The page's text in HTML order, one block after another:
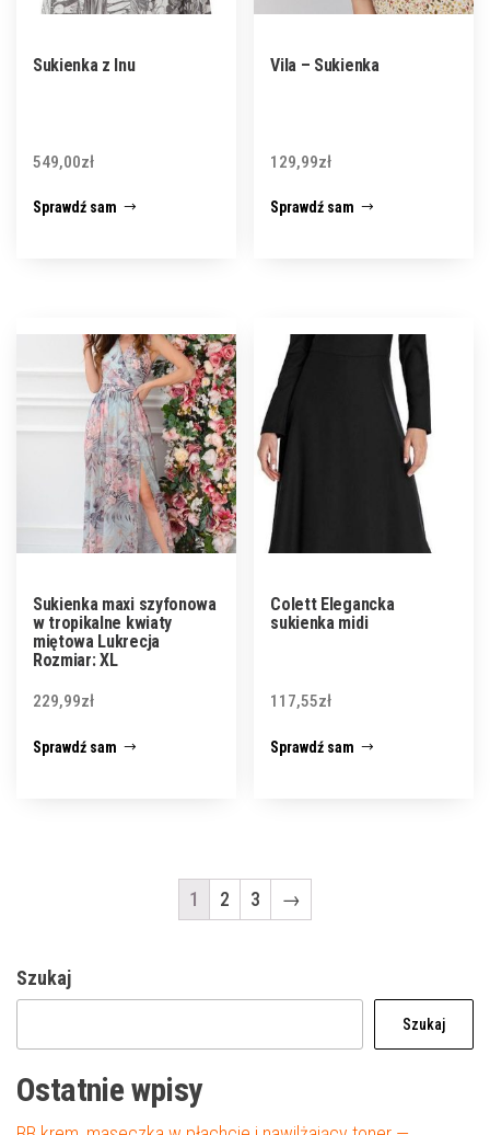
Sukienka z lnu
549,00zł
Sprawdź sam
Vila – Sukienka
129,99zł
Sprawdź sam
Sukienka maxi szyfonowa
w tropikalne kwiaty
miętowa Lukrecja
Rozmiar: XL
229,99zł
Sprawdź sam
Colett Elegancka
sukienka midi
117,55zł
Sprawdź sam
1 2 3 →
Szukaj
Szukaj
Ostatnie wpisy